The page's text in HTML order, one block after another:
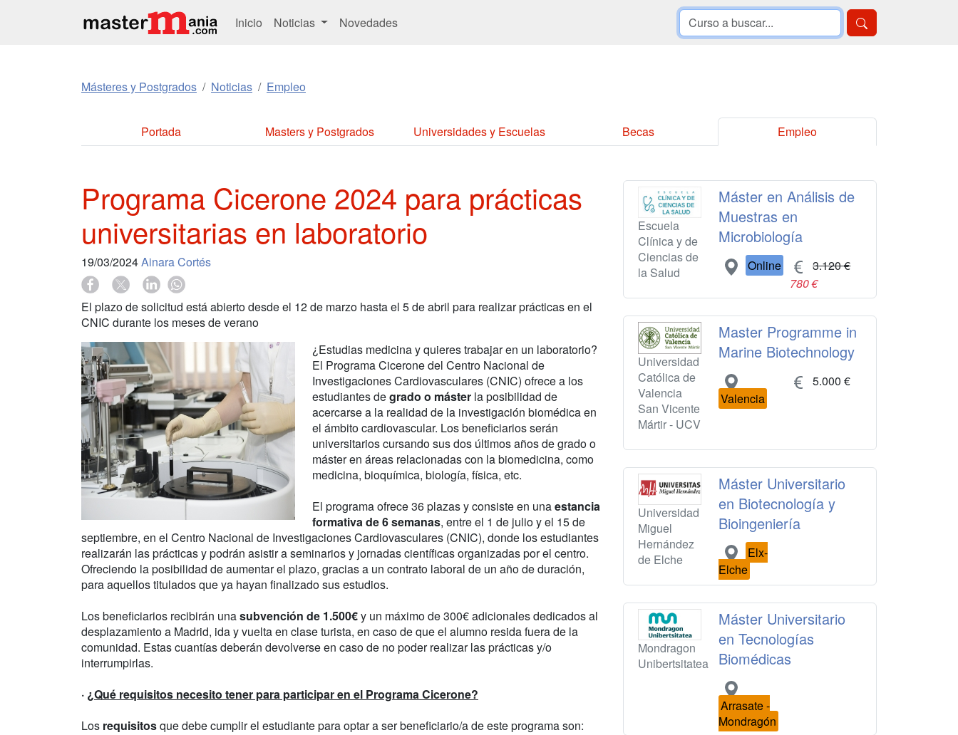
Inicio Noticias Novedades
Másteres y Postgrados Noticias Empleo
Portada Masters y Postgrados Universidades y Escuelas Becas Empleo
Programa Cicerone 2024 para prácticas
universitarias en laboratorio
19/03/2024Ainara Cortés
El plazo de solicitud está abierto desde el 12 de marzo hasta el 5 de abril para realizar prácticas en el
CNIC durante los meses de verano
¿Estudias medicina y quieres trabajar en un laboratorio?
El Programa Cicerone del Centro Nacional de
Investigaciones Cardiovasculares (CNIC) ofrece a los
estudiantes degrado o máster la posibilidad de
acercarse a la realidad de la investigación biomédica en
el ámbito cardiovascular. Los beneficiarios serán
universitarios cursando sus dos últimos años de grado o
máster en áreas relacionadas con la biomedicina, como
medicina, bioquímica, biología, física, etc.
El programa ofrece 36 plazas y consiste en unaestancia
formativa de 6 semanas, entre el 1 de julio y el 15 de
septiembre, en el Centro Nacional de Investigaciones Cardiovasculares (CNIC), donde los estudiantes
realizarán las prácticas y podrán asistir a seminarios y jornadas científicas organizadas por el centro.
Ofreciendo la posibilidad de aumentar el plazo, gracias a un contrato laboral de un año de duración,
para aquellos titulados que ya hayan finalizado sus estudios.
Los beneficiarios recibirán unasubvención de 1.500€y un máximo de 300€ adicionales dedicados al
desplazamiento a Madrid, ida y vuelta en clase turista, en caso de que el alumno resida fuera de la
comunidad. Estas cuantías deberán devolverse en caso de no poder realizar las prácticas y/o
interrumpirlas.
· ¿Qué requisitos necesito tener para participar en el Programa Cicerone?
Los requisitosque debe cumplir el estudiante para optar a ser beneficiario/a de este programa son:
Escuela
Clínica y de
Ciencias de
la Salud
Máster en Análisis de
Muestras en
Microbiología
Online
3.120 €
780 €
Universidad
Católica de
Valencia
San Vicente
Mártir - UCV
Master Programme in
Marine Biotechnology
Valencia
5.000 €
Universidad
Miguel
Hernández
de Elche
Máster Universitario
en Biotecnología y
Bioingeniería
Elx-
Elche
Mondragon
Unibertsitatea
Máster Universitario
en Tecnologías
Biomédicas
Arrasate -
Mondragón